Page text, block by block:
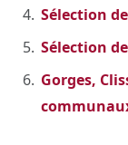
Sélection
Sélection
Gorges,